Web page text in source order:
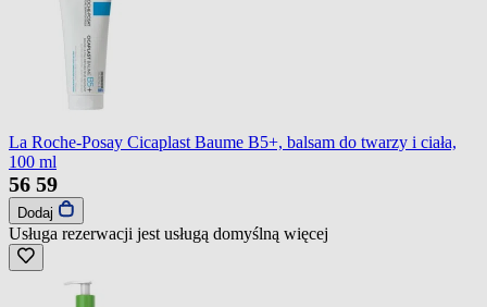
La Roche-Posay Cicaplast Baume B5+, balsam do twarzy i ciała,
100 ml
56 59
Dodaj
Usługa rezerwacji jest usługą domyślną więcej